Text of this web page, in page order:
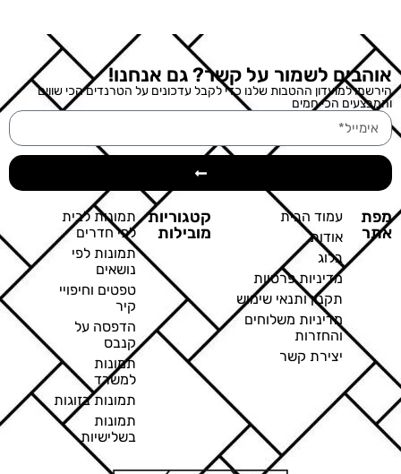
אוהבים לשמור על קשר? גם אנחנו!
הירשמו למועדון ההטבות שלנו כדי לקבל עדכונים על הטרנדים הכי שווים
והמבצעים הכי חמים
מפת
אתר
עמוד הבית
אודות
בלוג
מדיניות פרטיות
תקנון ותנאי שימוש
מדיניות משלוחים
והחזרות
יצירת קשר
קטגוריות
מובילות
תמונות לבית
לפי חדרים
תמונות לפי
נושאים
טפטים וחיפויי
קיר
הדפסה על
קנבס
תמונות
למשרד
תמונות בזוגות
תמונות
בשלישיות